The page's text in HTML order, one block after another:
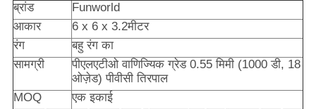
ब्रांड
Funworld
आकार
6 x 6 x 3.2मीटर
रंग
बहु रंग का
सामग्री
पीएलएटीओ वाणिज्यिक ग्रेड 0.55 मिमी (1000 डी, 18
ओज़ेड) पीवीसी तिरपाल
MOQ
एक इकाई